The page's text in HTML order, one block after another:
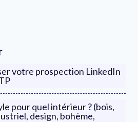
votre prospection LinkedIn
pour quel intérieur ? (bois,
design, bohème,